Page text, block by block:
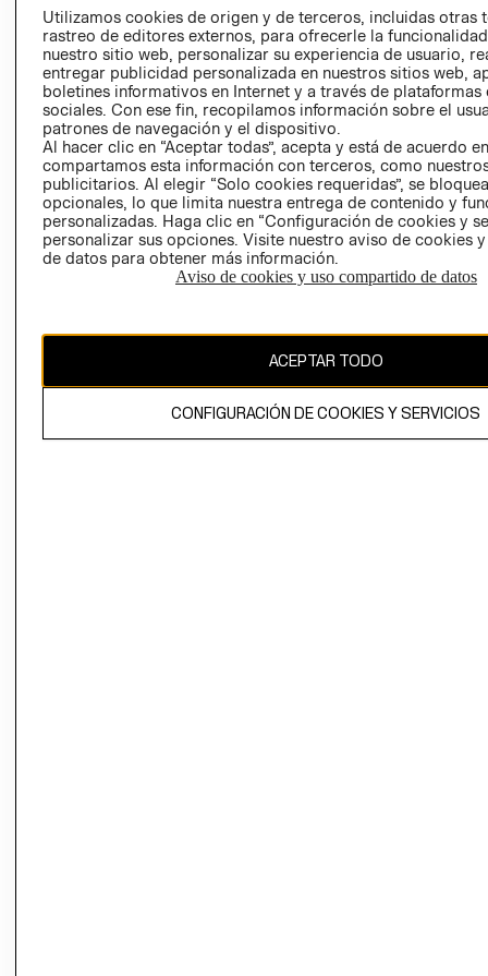
PRENSA
RELACIÓN CON
INVERSIONISTAS
POLÍTICA
EMPRESARIAL
- RETIRO EN
TIENDA
TÉRMINOS Y
CONDICIONES
AVISO DE
PRIVACIDAD
GIFT CARD
AVISO DE
COOKIES
CAMBIAR REGIÓN
Utilizamos cookies de origen y de terceros, incluidas otras
rastreo de editores externos, para ofrecerle la
nuestro sitio web, personalizar su experiencia de usuario,
entregar publicidad personalizada en nuestros sitios web,
boletines informativos en Internet y a través de plataformas
sociales. Con ese fin, recopilamos información sobre el
patrones de navegación y el dispositivo.
Al hacer clic en “Aceptar todas”, acepta y está de acuerdo
compartamos esta información con terceros, como
publicitarios. Al elegir “Solo cookies requeridas”, se
opcionales, lo que limita nuestra entrega de contenido y
personalizadas. Haga clic en “Configuración de cookies y
personalizar sus opciones. Visite nuestro aviso de cookies
de datos para obtener más información.
Aviso de cookies y uso compartido de datos
ACEPTAR TODO
CONFIGURACIÓN DE COOKIES Y SERVICIOS